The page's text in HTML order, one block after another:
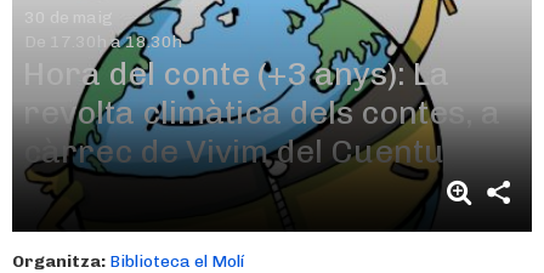
30 de maig
De 17.30h a 18.30h
Hora del conte (+3 anys): La
revolta climàtica dels contes, a
càrrec de Vivim del Cuentu
Organitza: Biblioteca el Molí